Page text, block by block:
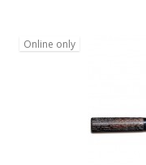
Online only